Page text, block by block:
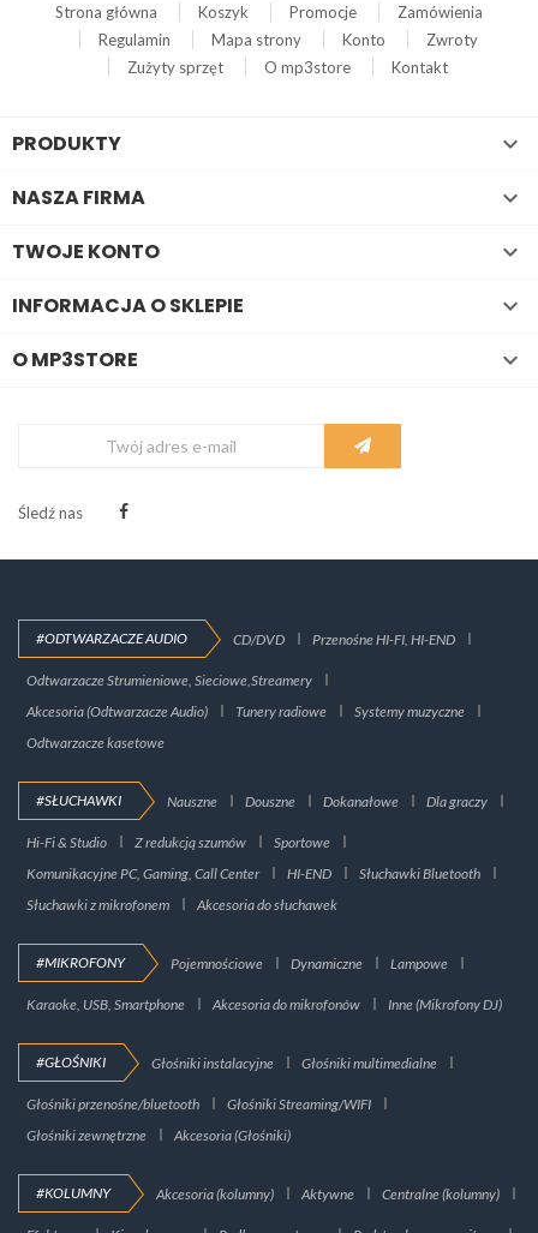
Strona główna Koszyk Promocje
Zamówienia
Regulamin
Mapa strony Konto
Zwroty
Zużyty sprzęt
O mp3store Kontakt
PRODUKTY 
NASZA FIRMA 
TWOJE KONTO 
INFORMACJA O SKLEPIE 
O MP3STORE 
Śledź nas
#ODTWARZACZE AUDIO CD/DVD Przenośne HI-FI, HI-END
Odtwarzacze Strumieniowe, Sieciowe,Streamery
Akcesoria (Odtwarzacze Audio)
Tunery radiowe
Systemy muzyczne
Odtwarzacze kasetowe
#SŁUCHAWKI Nauszne Douszne Dokanałowe Dla graczy
Hi-Fi & Studio Z redukcją szumów
Sportowe
Komunikacyjne PC, Gaming, Call Center
HI-END
Słuchawki Bluetooth
Słuchawki z mikrofonem
Akcesoria do słuchawek
#MIKROFONY Pojemnościowe Dynamiczne Lampowe
Karaoke, USB, Smartphone Akcesoria do mikrofonów Inne (Mikrofony DJ)
#GŁOŚNIKI Głośniki instalacyjne Głośniki multimedialne
Głośniki przenośne/bluetooth
Głośniki Streaming/WIFI
Głośniki zewnętrzne
Akcesoria (Głośniki)
#KOLUMNY Akcesoria (kolumny) Aktywne Centralne (kolumny)